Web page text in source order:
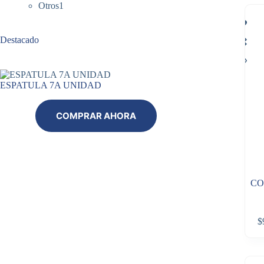
$
Otros1
Destacado
ESPATULA 7A UNIDAD
COMPRAR AHORA